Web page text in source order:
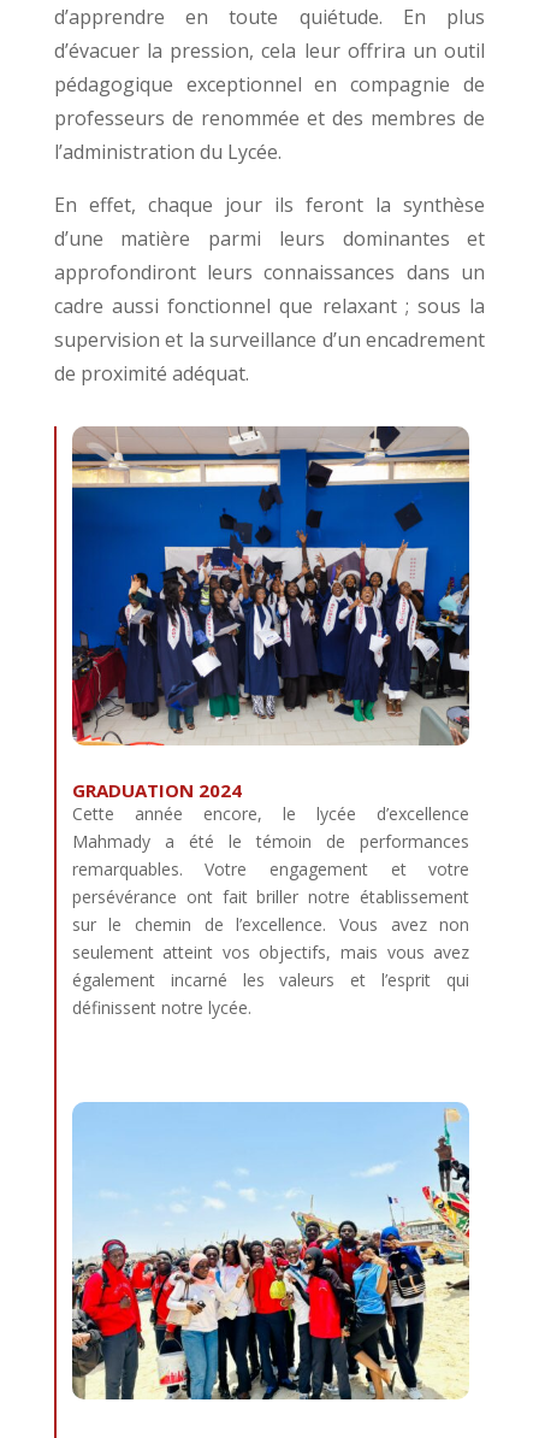
d’apprendre en toute quiétude. En plus
d’évacuer la pression, cela leur offrira un outil
pédagogique exceptionnel en compagnie de
professeurs de renommée et des membres de
l’administration du Lycée.
En effet, chaque jour ils feront la synthèse
d’une matière parmi leurs dominantes et
approfondiront leurs connaissances dans un
cadre aussi fonctionnel que relaxant ; sous la
supervision et la surveillance d’un encadrement
de proximité adéquat.
GRADUATION 2024
Cette année encore, le lycée d’excellence
Mahmady a été le témoin de performances
remarquables. Votre engagement et votre
persévérance ont fait briller notre établissement
sur le chemin de l’excellence. Vous avez non
seulement atteint vos objectifs, mais vous avez
également incarné les valeurs et l’esprit qui
définissent notre lycée.